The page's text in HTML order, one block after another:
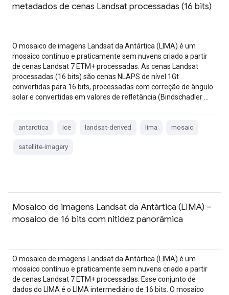
metadados de cenas Landsat processadas (16 bits)
O mosaico de imagens Landsat da Antártica (LIMA) é um
mosaico contínuo e praticamente sem nuvens criado a partir
de cenas Landsat 7 ETM+ processadas. As cenas Landsat
processadas (16 bits) são cenas NLAPS de nível 1Gt
convertidas para 16 bits, processadas com correção de ângulo
solar e convertidas em valores de refletância (Bindschadler …
antarctica ice landsat-derived lima mosaic
satellite-imagery
Mosaico de imagens Landsat da Antártica (LIMA) –
mosaico de 16 bits com nitidez panorâmica
O mosaico de imagens Landsat da Antártica (LIMA) é um
mosaico contínuo e praticamente sem nuvens criado a partir
de cenas Landsat 7 ETM+ processadas. Esse conjunto de
dados do LIMA é o LIMA intermediário de 16 bits. O mosaico